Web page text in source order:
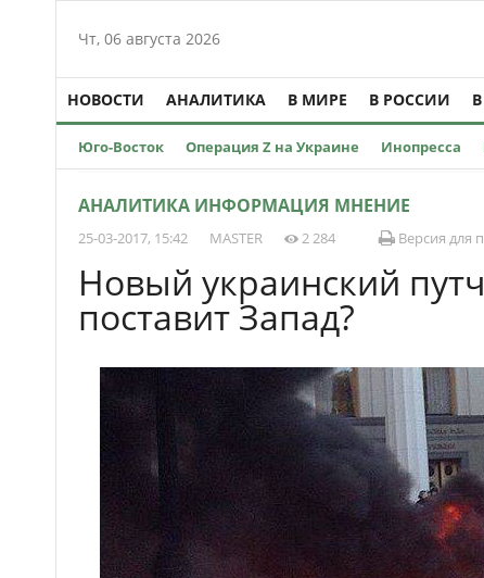
Чт, 06 августа 2026
НОВОСТИ АНАЛИТИКА В МИРЕ В РОССИИ
Юго-Восток Операция Z на Украине Инопресса
АНАЛИТИКА ИНФОРМАЦИЯ МНЕНИЕ
25-03-2017, 15:42 MASTER 2 284 Версия для
Новый украинский
поставит Запад?